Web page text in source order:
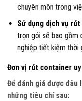
chuyên môn trong
Sử dụng dịch vụ
trọn gói sẽ bao gồm
nghiệp tiết kiệm thời
Đơn vị rút container
Để đánh giá được đâu
những tiêu chí sau: